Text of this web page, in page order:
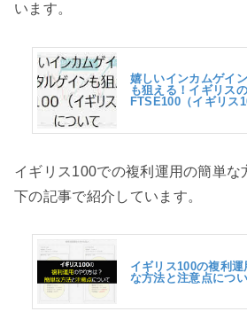
います。
嬉しいインカムゲイ
も狙える！イギリス
FTSE100（イギリス
イギリス100での複利運用の簡単な
下の記事で紹介しています。
イギリス100の複利
な方法と注意点につ